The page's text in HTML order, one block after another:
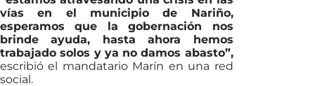
vías en el municipio de Nariño,
esperamos que la gobernación nos
brinde ayuda, hasta ahora hemos
trabajado solos y ya no damos abasto”,
escribió el mandatario Marín en una red
social.